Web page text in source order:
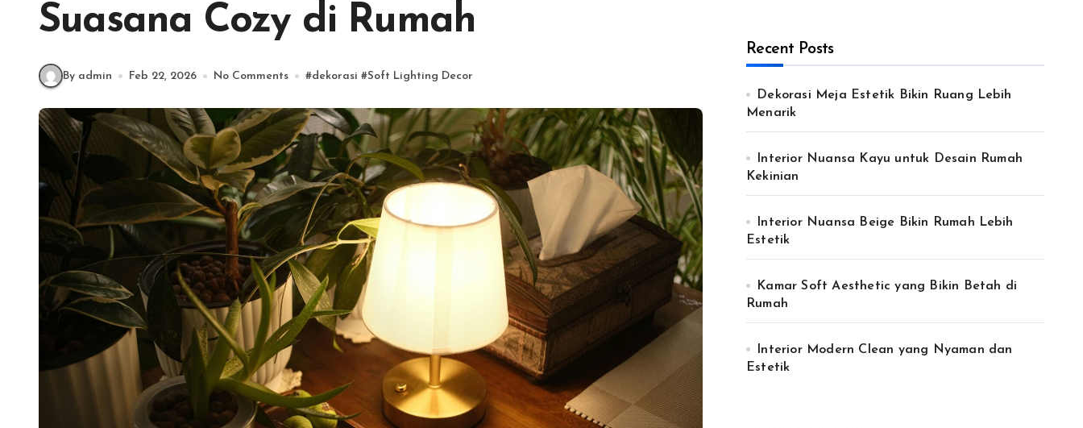
Suasana Cozy di Rumah
By admin Feb 22, 2026 No Comments #dekorasi #Soft Lighting Decor
Recent Posts
Dekorasi Meja Estetik Bikin Ruang Lebih
Menarik
Interior Nuansa Kayu untuk Desain Rumah
Kekinian
Interior Nuansa Beige Bikin Rumah Lebih
Estetik
Kamar Soft Aesthetic yang Bikin Betah di
Rumah
Interior Modern Clean yang Nyaman dan
Estetik